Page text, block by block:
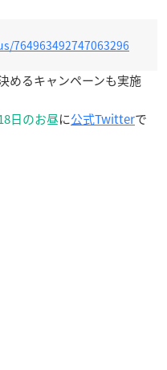
764963492747063296
めるキャンペーンも実施
日のお昼に公式Twitterで